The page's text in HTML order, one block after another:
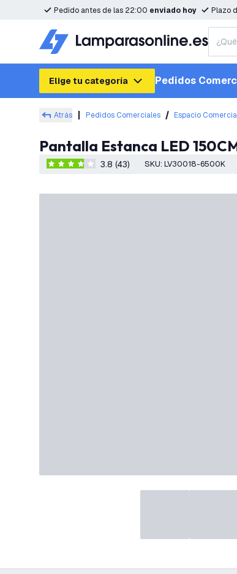
Pedido antes de las 22:00 enviado hoy Plazo
Elige tu categoría Pedidos
Atrás Pedidos Comerciales Espacio
Pantalla Estanca LED
3.8 estrellas de puntuación
3.8 (43) SKU: LV30018-6500K